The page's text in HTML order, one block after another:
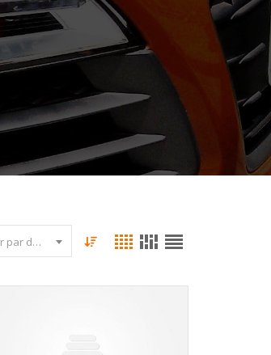
Trier par date